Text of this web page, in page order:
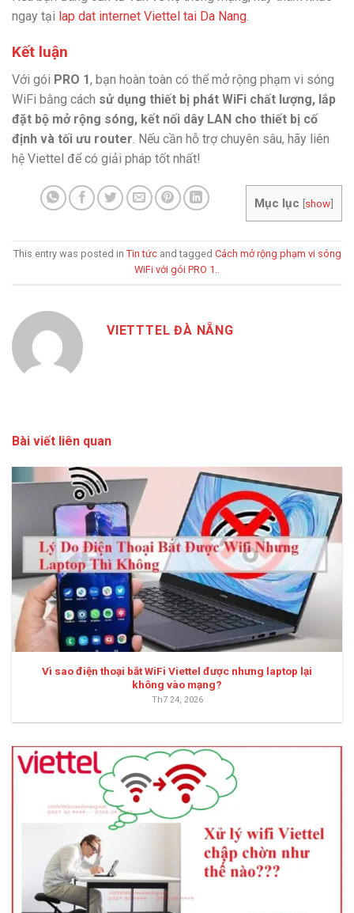
ngay tại lap dat internet Viettel tai Da Nang.
Kết luận
Với gói PRO 1, bạn hoàn toàn có thể mở rộng phạm vi sóng
WiFi bằng cách sử dụng thiết bị phát WiFi chất lượng, lắp
đặt bộ mở rộng sóng, kết nối dây LAN cho thiết bị cố
định và tối ưu router . Nếu cần hỗ trợ chuyên sâu, hãy liên
hệ Viettel để có giải pháp tốt nhất!
Mục lục [show]
This entry was posted in Tin tứcand tagged Cách mở rộng phạm vi sóng
WiFi với gói PRO 1..
VIETTTEL ĐÀ NẴNG
Bài viết liên quan
Vì sao điện thoại bắt WiFi Viettel được nhưng laptop lại
không vào mạng?
Th7 24, 2026